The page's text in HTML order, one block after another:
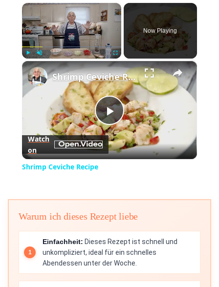
×
Play Unmute Fullscreen
Now Playing
×
Play
Video
Shrimp Ceviche Recipe
Watch
on
Shrimp Ceviche Recipe
Warum ich dieses Rezept liebe
Einfachheit: Dieses Rezept ist schnell und
unkompliziert, ideal für ein schnelles
Abendessen unter der Woche.